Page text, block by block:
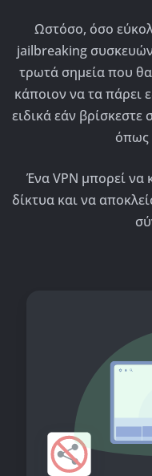
Ωστόσο, όσο
jailbreaking
τρωτά σημεία που
κάποιον να τα πάρει
ειδικά εάν βρίσκεστε
όπως
Ένα VPN μπορεί να
δίκτυα και να